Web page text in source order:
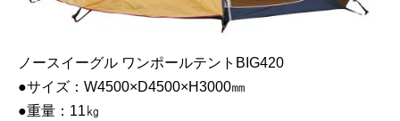
ノースイーグル ワンポールテントBIG420
●サイズ：W4500×D4500×H3000㎜
●重量：11㎏